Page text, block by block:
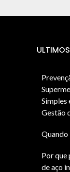
Simples
Gestão
Quando
Por que
de aço